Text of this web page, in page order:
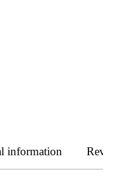
information